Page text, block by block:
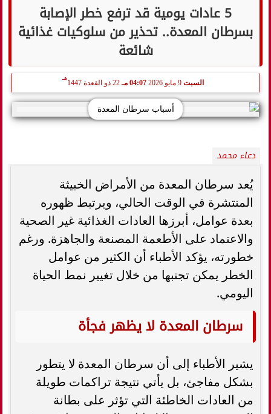
5 عادات يومية قد ترفع خطر الإصابة
بسرطان المعدة.. تحذير من سلوكيات غذائية
شائعة
السبت 04:07 مـ 22 ذو القعدة 1447
هـ
أسباب سرطان المعدة
دعاء محمد
يُعد سرطان المعدة من الأمراض الخبيثة
المنتشرة في الوقت الحالي، ويرتبط ظهوره
بعدة عوامل، أبرزها العادات الغذائية غير الصحية
والاعتماد على الأطعمة المصنعة والجاهزة. ورغم
خطورته، يؤكد الأطباء أن الكثير من عوامل
الخطر يمكن تجنبها من خلال تغيير نمط الحياة
اليومي.
سرطان المعدة لا يظهر فجأة
يشير الأطباء إلى أن سرطان المعدة لا يتطور
بشكل مفاجئ، بل يأتي نتيجة تراكمات طويلة
من العادات الخاطئة التي تؤثر على بطانة